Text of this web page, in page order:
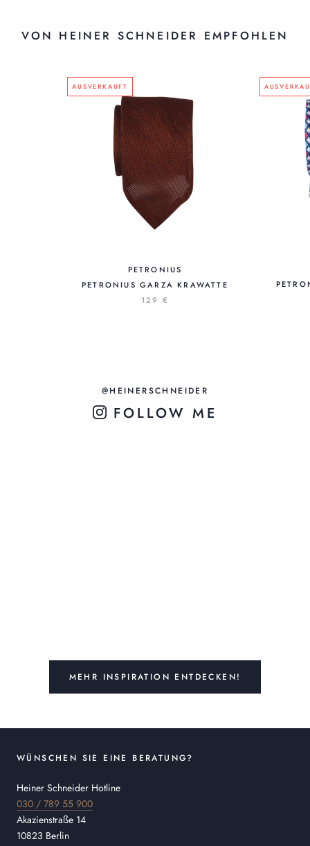
VON HEINER SCHNEIDER EMPFOHLEN
AUSVERKAUFT
PETRONIUS
PETRONIUS GARZA KRAWATTE
129 €
@HEINERSCHNEIDER
FOLLOW ME
MEHR INSPIRATION ENTDECKEN!
WÜNSCHEN SIE EINE BERATUNG?
Heiner Schneider Hotline
030 / 789 55 900
Akazienstraße 14
10823 Berlin